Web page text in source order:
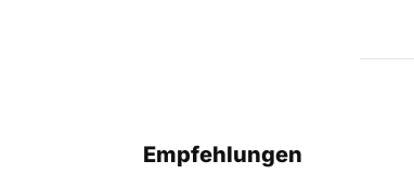
Empfehlungen